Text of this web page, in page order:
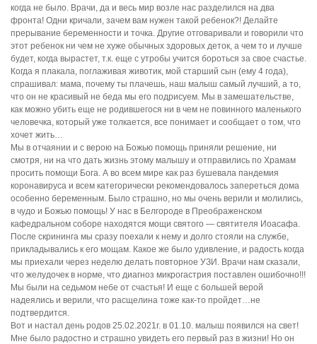
когда не было. Врачи, да и весь мир возле нас разделился на два
фронта! Одни кричали, зачем вам нужен такой ребенок?! Делайте
прерывание беременности и точка. Другие отговаривали и говорили что
этот ребенок ни чем не хуже обычных здоровых деток, а чем то и лучше
будет, когда вырастет, т.к. еще с утробы учится бороться за свое счастье.
Когда я плакала, поглаживая животик, мой старший сын (ему 4 года),
спрашивал: мама, почему ты плачешь, наш малыш самый лучший, а то,
что он не красивый не беда мы его подрисуем. Мы в замешательстве,
как можно убить еще не родившегося ни в чем не повинного маленького
человечка, который уже толкается, все понимает и сообщает о том, что
хочет жить…
Мы в отчаянии и с верою на Божью помощь приняли решение, ни
смотря, ни на что дать жизнь этому малышу и отправились по Храмам
просить помощи Бога. А во всем мире как раз бушевала пандемия
коронавируса и всем категорически рекомендовалось запереться дома
особенно беременным. Было страшно, но мы очень верили и молились,
в чудо и Божью помощь! У нас в Белгороде в Преображенском
кафедральном соборе находятся мощи святого — святителя Иоасафа.
После скрининга мы сразу поехали к нему и долго стояли на службе,
прикладывались к его мощам. Какое же было удивление, и радость когда
мы приехали через неделю делать повторное УЗИ. Врачи нам сказали,
что желудочек в норме, что диагноз микрогастрия поставлен ошибочно!!!
Мы были на седьмом небе от счастья! И еще с большей верой
надеялись и верили, что расщелина тоже как-то пройдет…не
подтвердится.
Вот и настал день родов 25.02.2021г. в 01.10. малыш появился на свет!
Мне было радостно и страшно увидеть его первый раз в жизни! Но он